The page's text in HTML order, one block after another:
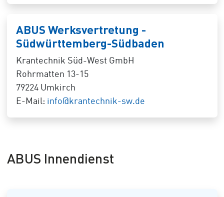
ABUS Werksvertretung -
Südwürttemberg-Südbaden
Krantechnik Süd-West GmbH
Rohrmatten 13-15
79224 Umkirch
E-Mail: info@krantechnik-sw.de
ABUS Innendienst